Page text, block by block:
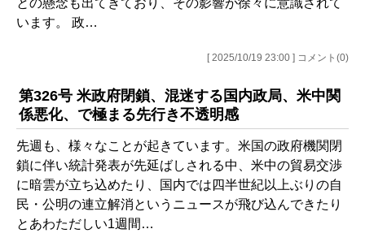
との懸念も出てきており、その影響が徐々に意識されて
います。 政…
[ 2025/10/19 23:00 ] コメント(0)
第326号 米政府閉鎖、混迷する国内政局、米中関
係悪化、で極まる先行き不透明感
先週も、様々なことが起きています。米国の政府機関閉
鎖に伴い統計発表が先延ばしされる中、米中の貿易交渉
に暗雲が立ち込めたり、国内では四半世紀以上ぶりの自
民・公明の連立解消というニュースが飛び込んできたり
とあわただしい1週間…